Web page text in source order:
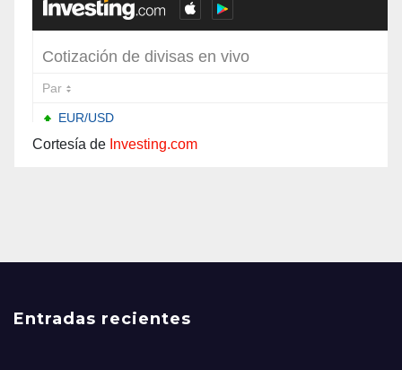
Cortesía de Investing.com
Entradas recientes